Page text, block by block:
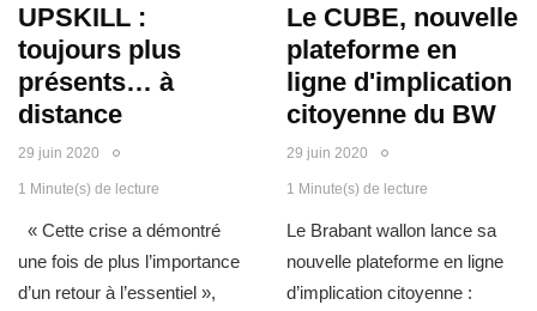
UPSKILL :
toujours plus
présents… à
distance
29 juin 2020
1 Minute(s) de lecture
« Cette crise a démontré
une fois de plus l’importance
d’un retour à l’essentiel »,
Le CUBE, nouvelle
plateforme en
ligne d'implication
citoyenne du BW
29 juin 2020
1 Minute(s) de lecture
Le Brabant wallon lance sa
nouvelle plateforme en ligne
d’implication citoyenne :